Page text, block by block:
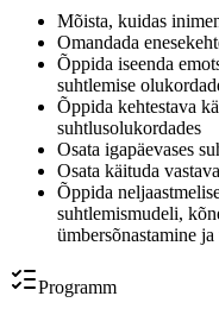
Mõista, kuidas
Omandada
Õppida iseenda
suhtlemise
Õppida kehtestava
suhtlusolukordades
Osata igapäevases
Osata käituda
Õppida
suhtlemismudeli,
ümbersõnastamine
Programm